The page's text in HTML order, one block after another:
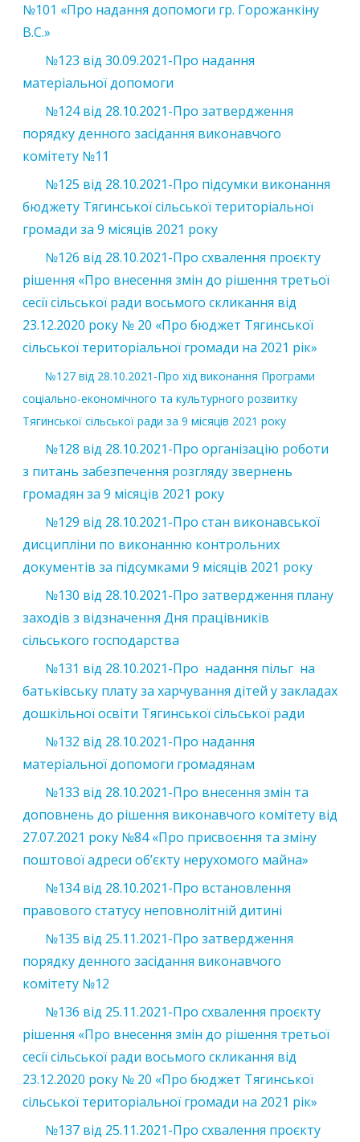
№101 «Про надання допомоги гр. Горожанкіну
В.С.»
№123 від 30.09.2021-Про надання
матеріальної допомоги
№124 від 28.10.2021-Про затвердження
порядку денного засідання виконавчого
комітету №11
№125 від 28.10.2021-Про підсумки виконання
бюджету Тягинської сільської територіальної
громади за 9 місяців 2021 року
№126 від 28.10.2021-Про схвалення проєкту
рішення «Про внесення змін до рішення третьої
сесії сільської ради восьмого скликання від
23.12.2020 року № 20 «Про бюджет Тягинської
сільської територіальної громади на 2021 рік»
№127 від 28.10.2021-Про хід виконання Програми
соціально-економічного та культурного розвитку
Тягинської сільської ради за 9 місяців 2021 року
№128 від 28.10.2021-Про організацію роботи
з питань забезпечення розгляду звернень
громадян за 9 місяців 2021 року
№129 від 28.10.2021-Про стан виконавської
дисципліни по виконанню контрольних
документів за підсумками 9 місяців 2021 року
№130 від 28.10.2021-Про затвердження плану
заходів з відзначення Дня працівників
сільського господарства
№131 від 28.10.2021-Про надання пільг на
батьківську плату за харчування дітей у закладах
дошкільної освіти Тягинської сільської ради
№132 від 28.10.2021-Про надання
матеріальної допомоги громадянам
№133 від 28.10.2021-Про внесення змін та
доповнень до рішення виконавчого комітету від
27.07.2021 року №84 «Про присвоєння та зміну
поштової адреси об’єкту нерухомого майна»
№134 від 28.10.2021-Про встановлення
правового статусу неповнолітній дитині
№135 від 25.11.2021-Про затвердження
порядку денного засідання виконавчого
комітету №12
№136 від 25.11.2021-Про схвалення проєкту
рішення «Про внесення змін до рішення третьої
сесії сільської ради восьмого скликання від
23.12.2020 року № 20 «Про бюджет Тягинської
сільської територіальної громади на 2021 рік»
№137 від 25.11.2021-Про схвалення проєкту